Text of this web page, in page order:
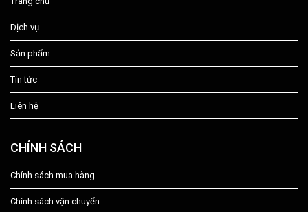
Dịch vụ
Sản phẩm
Tin tức
Liên hệ
CHÍNH SÁCH
Chính sách mua hàng
Chính sách vận chuyển